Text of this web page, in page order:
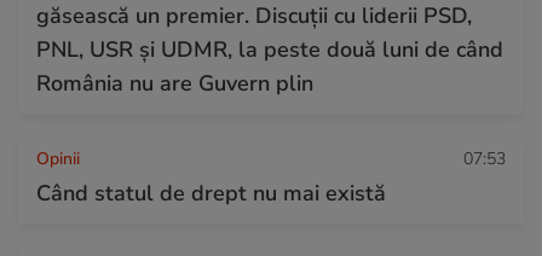
găsească un premier. Discuții cu liderii PSD,
PNL, USR și UDMR, la peste două luni de când
România nu are Guvern plin
Opinii 07:53
Când statul de drept nu mai există